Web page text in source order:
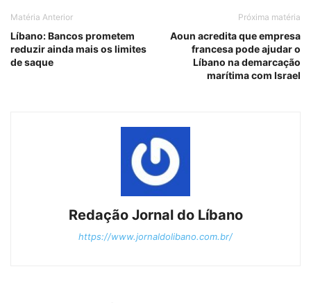
Matéria Anterior
Líbano: Bancos prometem
reduzir ainda mais os limites
de saque
Próxima matéria
Aoun acredita que empresa
francesa pode ajudar o
Líbano na demarcação
marítima com Israel
Redação Jornal do Líbano
https://www.jornaldolibano.com.br/